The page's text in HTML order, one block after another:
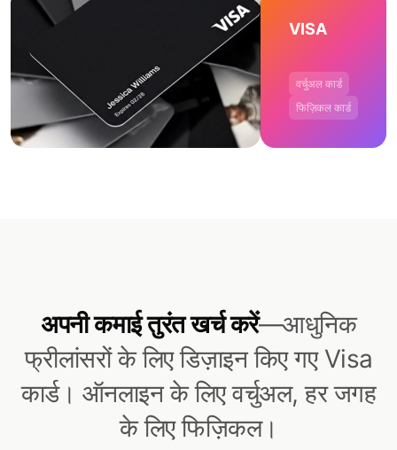
VISA
वर्चुअल कार्ड
फिज़िकल कार्ड
अपनी कमाई तुरंत खर्च करें—आधुनिक
फ्रीलांसरों के लिए डिज़ाइन किए गए Visa
कार्ड। ऑनलाइन के लिए वर्चुअल, हर जगह
के लिए फिज़िकल।